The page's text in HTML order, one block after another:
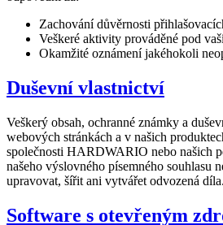
Zachování důvěrnosti
Veškeré aktivity prováděné pod
Okamžité oznámení jakéhokoli
Duševní vlastnictví
Veškerý obsah, ochranné známky a
webových stránkách a v našich
společnosti HARDWARIO nebo našich
našeho výslovného písemného souhlasu
upravovat, šířit ani vytvářet odvozená díla.
Software s otevřeným